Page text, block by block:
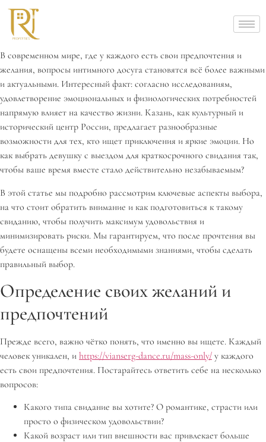
В современном мире, где у каждого есть свои предпочтения и
желания, вопросы интимного досуга становятся всё более важными
и актуальными. Интересный факт: согласно исследованиям,
удовлетворение эмоциональных и физиологических потребностей
напрямую влияет на качество жизни. Казань, как культурный и
исторический центр России, предлагает разнообразные
возможности для тех, кто ищет приключения и яркие эмоции. Но
как выбрать девушку с выездом для краткосрочного свидания так,
чтобы ваше время вместе стало действительно незабываемым?
В этой статье мы подробно рассмотрим ключевые аспекты выбора,
на что стоит обратить внимание и как подготовиться к такому
свиданию, чтобы получить максимум удовольствия и
минимизировать риски. Мы гарантируем, что после прочтения вы
будете оснащены всеми необходимыми знаниями, чтобы сделать
правильный выбор.
Определение своих желаний и
предпочтений
Прежде всего, важно чётко понять, что именно вы ищете. Каждый
человек уникален, и https://vianserg-dance.ru/mass-only/ у каждого
есть свои предпочтения. Постарайтесь ответить себе на несколько
вопросов:
Какого типа свидание вы хотите? О романтике, страсти или
просто о физическом удовольствии?
Какой возраст или тип внешности вас привлекает больше